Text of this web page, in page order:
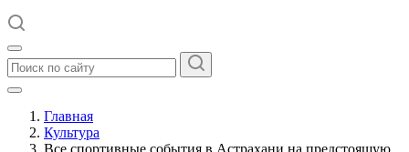
Главная
Культура
Все спортивные события в Астрахани на предстоящую